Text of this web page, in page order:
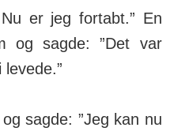
er jeg fortabt.” En
og sagde: ”Det var
levede.”
sagde: ”Jeg kan nu